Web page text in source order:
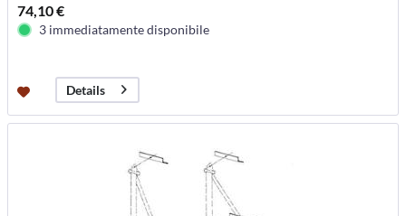
74,10 €
3 immediatamente disponibile
Details